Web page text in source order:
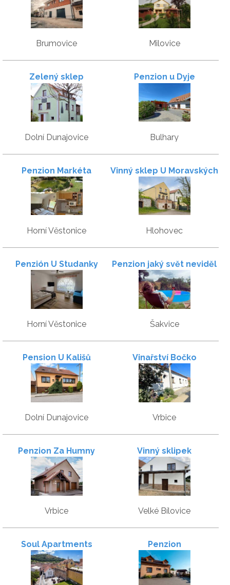
Brumovice Milovice
Zelený sklep
Dolní Dunajovice
Penzion u Dyje
Bulhary
Penzion Markéta
Horní Věstonice
Vinný sklep U Moravských
rytířů
Hlohovec
Penzión U Studanky
Horní Věstonice
Penzion jaký svět neviděl
Šakvice
Pension U Kališů
Dolní Dunajovice
Vinařství Bočko
Vrbice
Penzion Za Humny
Vrbice
Vinný sklipek
Velké Bílovice
Soul Apartments Penzion